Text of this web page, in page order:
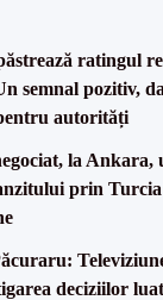
ratingul
semnal pozitiv,
autorități
la Ankara,
prin Turcia
deciziilor